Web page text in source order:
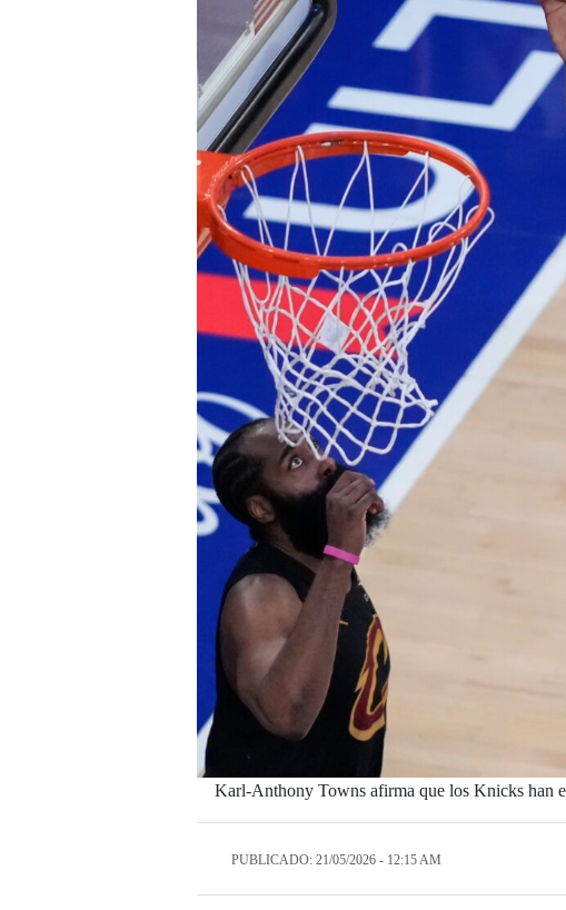
Karl-Anthony Towns afirma que los Knicks han
PUBLICADO: 21/05/2026 - 12:15 AM